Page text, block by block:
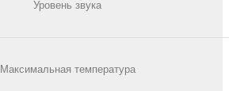
Уровень звука
Максимальная температура